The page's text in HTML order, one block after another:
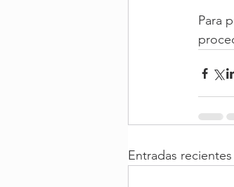
Para
Entradas recientes